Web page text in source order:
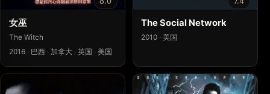
女巫
The Witch
2016 · 巴西 · 加拿大 · 英国 · 美国
The Social Network
2010 · 美国